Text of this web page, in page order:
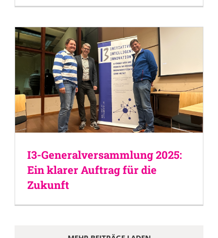
I3-Generalversammlung 2025:
Ein klarer Auftrag für die
Zukunft